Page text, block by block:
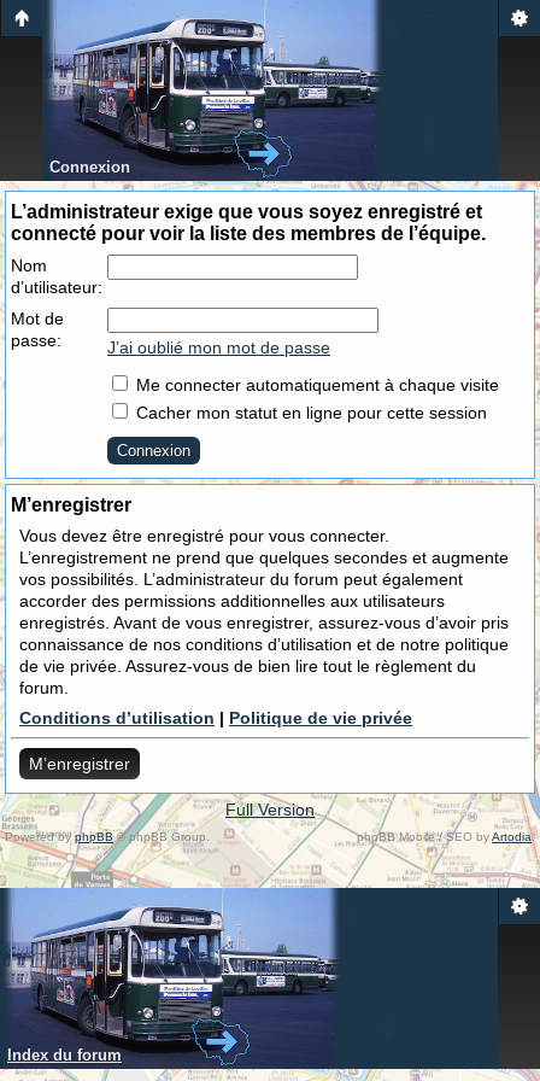
Connexion
L’administrateur exige que vous soyez enregistré et
connecté pour voir la liste des membres de l’équipe.
Nom
d’utilisateur:
Mot de
passe:
J’ai oublié mon mot de passe
Me connecter automatiquement à chaque visite
Cacher mon statut en ligne pour cette session
M’enregistrer
Vous devez être enregistré pour vous connecter.
L’enregistrement ne prend que quelques secondes et augmente
vos possibilités. L’administrateur du forum peut également
accorder des permissions additionnelles aux utilisateurs
enregistrés. Avant de vous enregistrer, assurez-vous d’avoir pris
connaissance de nos conditions d’utilisation et de notre politique
de vie privée. Assurez-vous de bien lire tout le règlement du
forum.
Conditions d’utilisation | Politique de vie privée
M’enregistrer
Full Version
Powered byphpBB© phpBB Group. phpBB Mobile / SEO byArtodia.
Index du forum